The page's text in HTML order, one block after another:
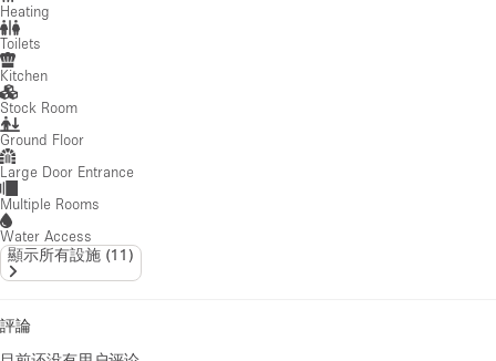
Heating
Toilets
Kitchen
Stock Room
Ground Floor
Large Door Entrance
Multiple Rooms
Water Access
顯示所有設施 (11)
評論